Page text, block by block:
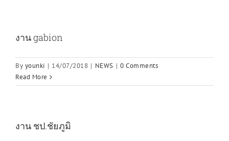
งาน gabion
By younki | 14/07/2018 | NEWS | 0 Comments
Read More
งาน ชป.ชัยภูมิ